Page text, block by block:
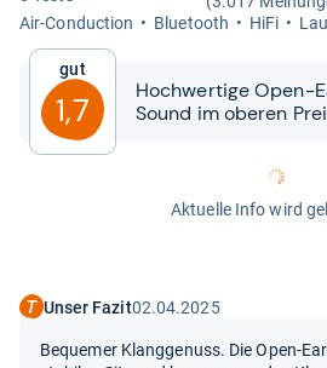
Air-​Con­duc­tion
Blue­tooth HiFi
Gut
1,7
Hoch­wer­tige Open-​​
Sound im obe­ren
Aktuelle Info wird
Unser Fazit02.04.2025
Bequemer Klanggenuss. Die Open-